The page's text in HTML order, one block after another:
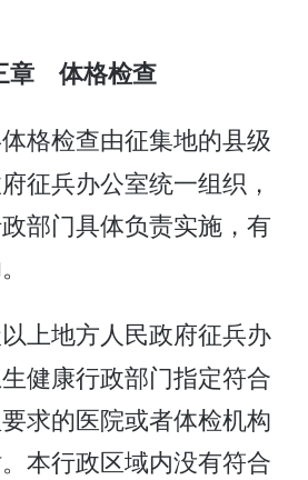
章 体格检查
格检查由征集地的县级
征兵办公室统一组织，
部门具体负责实施，有
上地方人民政府征兵办
健康行政部门指定符合
求的医院或者体检机构
本行政区域内没有符合